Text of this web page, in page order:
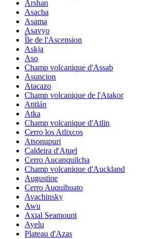
Arshan
Asacha
Asama
Asavyo
Île de l'Ascension
Askja
Aso
Champ volcanique d'Assab
Asuncion
Atacazo
Champ volcanique de l'Atakor
Atitlán
Atka
Champ volcanique d'Atlin
Cerro los Atlixcos
Atsonupuri
Caldeira d'Atuel
Cerro Aucanquilcha
Champ volcanique d'Auckland
Augustine
Cerro Auquihuato
Avachinsky
Awu
Axial Seamount
Ayelu
Plateau d'Azas